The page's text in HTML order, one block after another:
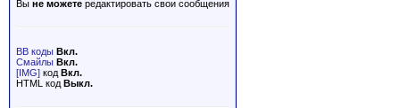
Вы не можете редактировать свои сообщения
BB коды Вкл.
Смайлы Вкл.
[IMG] код Вкл.
HTML код Выкл.